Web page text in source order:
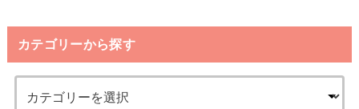
カテゴリーから探す